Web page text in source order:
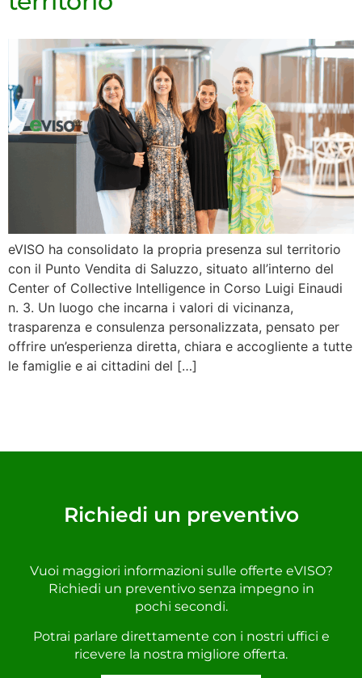
eVISO ha consolidato la propria presenza sul territorio
con il Punto Vendita di Saluzzo, situato all’interno del
Center of Collective Intelligence in Corso Luigi Einaudi
n. 3. Un luogo che incarna i valori di vicinanza,
trasparenza e consulenza personalizzata, pensato per
offrire un’esperienza diretta, chiara e accogliente a tutte
le famiglie e ai cittadini del […]
Richiedi un preventivo
Vuoi maggiori informazioni sulle offerte eVISO?
Richiedi un preventivo senza impegno in
pochi secondi.
Potrai parlare direttamente con i nostri uffici e
ricevere la nostra migliore offerta.